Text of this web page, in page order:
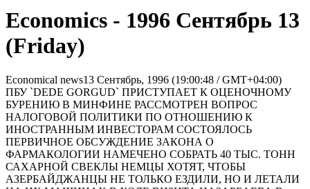
Economics - 1996 Сентябрь 13
(Friday)
Economical news13 Сентябрь, 1996 (19:00:48 / GMT+04:00)
ПБУ `DEDE GORGUD` ПРИСТУПАЕТ К ОЦЕНОЧНОМУ
БУРЕНИЮ В МИНФИНЕ РАССМОТРЕН ВОПРОС
НАЛОГОВОЙ ПОЛИТИКИ ПО ОТНОШЕНИЮ К
ИНОСТРАННЫМ ИНВЕСТОРАМ СОСТОЯЛОСЬ
ПЕРВИЧНОЕ ОБСУЖДЕНИЕ ЗАКОНА О
ФАРМАКОЛОГИИ НАМЕЧЕНО СОБРАТЬ 40 ТЫС. ТОНН
САХАРНОЙ СВЕКЛЫ HЕМЦЫ ХОТЯТ, ЧТОБЫ
АЗЕРБАЙДЖАНЦЫ НЕ ТОЛЬКО ЕЗДИЛИ, НО И ЛЕТАЛИ